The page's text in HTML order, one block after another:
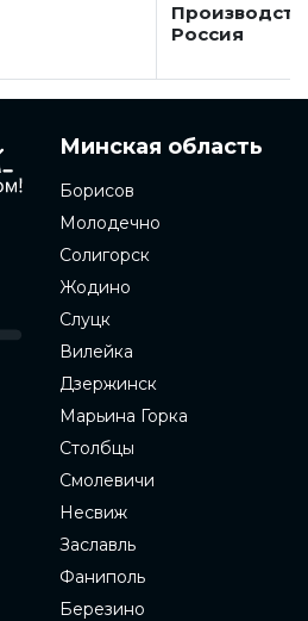
Россия
Минская область
Борисов
Молодечно
Солигорск
Жодино
Слуцк
Вилейка
Дзержинск
Марьина Горка
Столбцы
Смолевичи
Несвиж
Заславль
Фаниполь
Березино